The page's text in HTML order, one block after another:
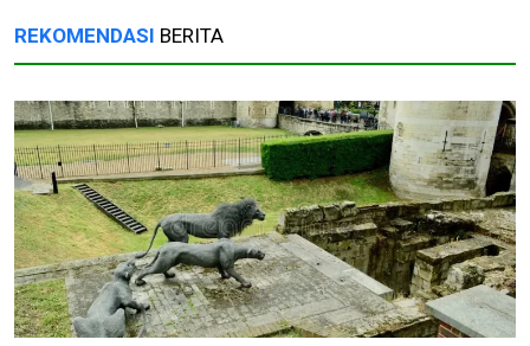
REKOMENDASI BERITA